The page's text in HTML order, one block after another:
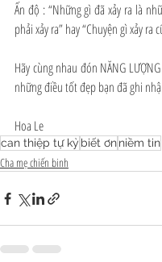
Ấn độ : “Những gì đã xảy ra là
phải xảy ra” hay “Chuyện gì xảy ra
Hãy cùng nhau đón NĂNG
những điều tốt đẹp bạn đã ghi
Hoa Le
can thiệp tự kỷ biết ơnniềm tin
Cha mẹ chiến binh